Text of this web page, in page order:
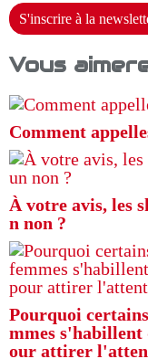
S'inscrire à la
Vous
Comment
À votre avis, les
n non ?
Pourquoi
mmes s'habillent
our attirer